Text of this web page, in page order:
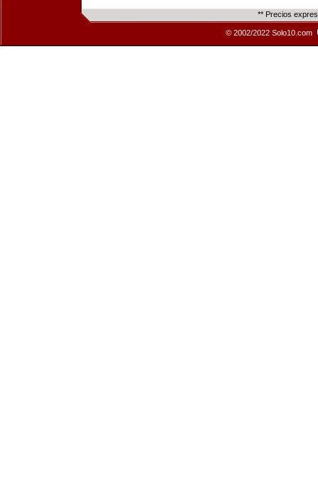
** Precios
© 2002/2022 Solo10.com